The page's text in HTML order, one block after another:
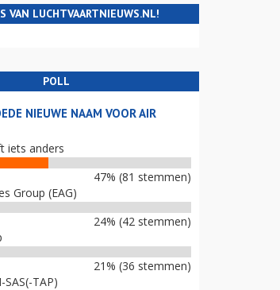
VAN LUCHTVAARTNIEUWS.NL!
POLL
NIEUWE NAAM VOOR AIR
iets anders
47% (81 stemmen)
Group (EAG)
24% (42 stemmen)
21% (36 stemmen)
TAP)